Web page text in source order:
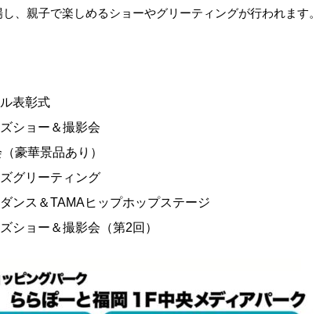
し、親子で楽しめるショーやグリーティングが行われます。
表彰式
ショー＆撮影会
豪華景品あり）
グリーティング
ンス＆TAMAヒップホップステージ
ショー＆撮影会（第2回）